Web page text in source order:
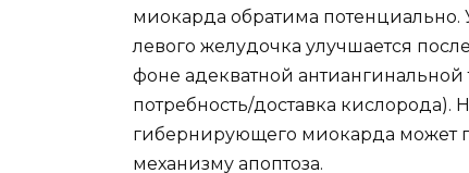
миокарда обратима
левого желудочка улучшается
фоне адекватной
потребность/доставка
гибернирующего миокарда может
механизму апоптоза.